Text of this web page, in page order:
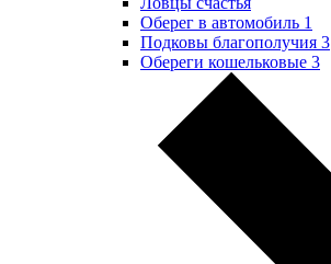
Оберег в автомобиль 1
Подковы благополучия 3
Обереги кошельковые 3